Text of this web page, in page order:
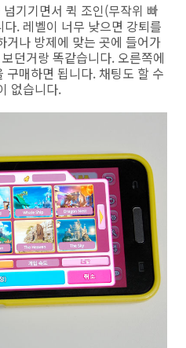
기기면서 퀵 조인(무작위 빠
. 레벨이 너무 낮으면 강퇴를
거나 방제에 맞는 곳에 들어가
던거랑 똑같습니다. 오른쪽에
구매하면 됩니다. 채팅도 할 수
없습니다.